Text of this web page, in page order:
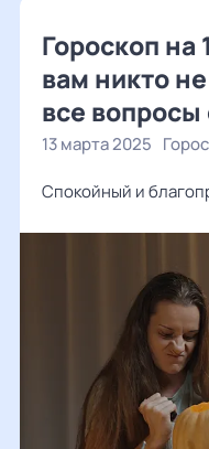
Гороскоп на
вам никто
все
13 марта 2025
Спокойный и